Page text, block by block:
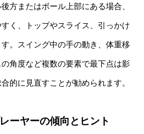
方またはボール上部にある場合、
く、トップやスライス、引っかけ
。スイング中の手の動き、体重移
角度など複数の要素で最下点は影
的に見直すことが勧められます。
ーヤーの傾向とヒント